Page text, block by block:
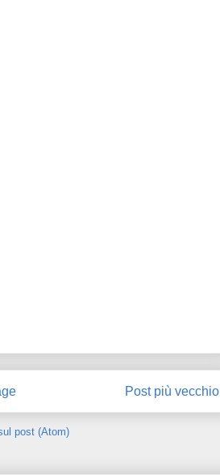
Post più vecchio
post (Atom)